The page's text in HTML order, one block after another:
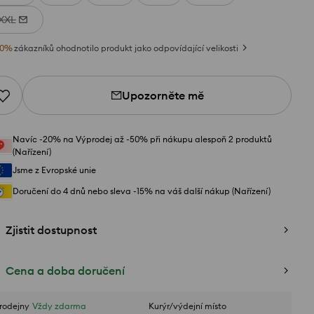
%zákazníků ohodnotilo produkt jako odpovídající velikosti
Upozorněte mě
Navíc -20% na Výprodej až -50% při nákupu alespoň 2 produktů
(Nařízení)
Jsme z Evropské unie
Doručení do 4 dnů nebo sleva -15% na váš další nákup (Nařízení)
Zjistit dostupnost
Cena a doba doručení
Vždy zdarma Kurýr/výdejní místo